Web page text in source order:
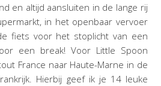
en altijd aansluiten in de lange rij
in het openbaar vervoer
fiets voor het stoplicht van een
een break! Voor Little Spoon
France naar Haute-Marne in de
Hierbij geef ik je 14 leuke